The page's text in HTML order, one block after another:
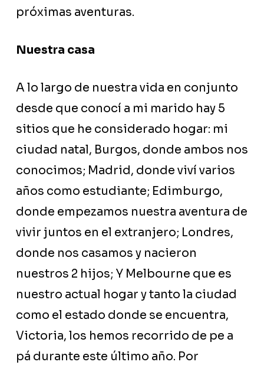
próximas aventuras.
Nuestra casa
A lo largo de nuestra vida en conjunto
desde que conocí a mi marido hay 5
sitios que he considerado hogar: mi
ciudad natal, Burgos, donde ambos nos
conocimos; Madrid, donde viví varios
años como estudiante; Edimburgo,
donde empezamos nuestra aventura de
vivir juntos en el extranjero; Londres,
donde nos casamos y nacieron
nuestros 2 hijos; Y Melbourne que es
nuestro actual hogar y tanto la ciudad
como el estado donde se encuentra,
Victoria, los hemos recorrido de pe a
pá durante este último año. Por